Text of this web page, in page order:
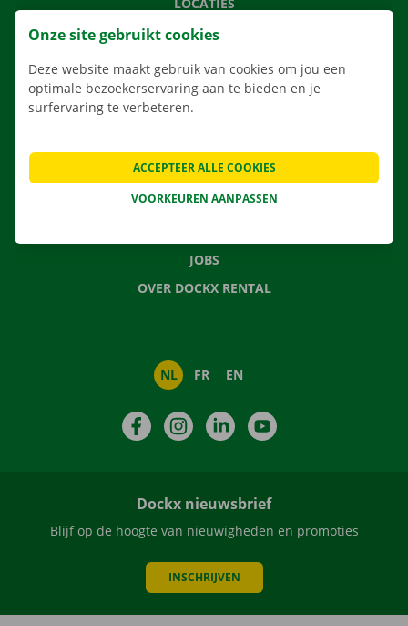
APP
VERHUISOPLOSSINGEN
VEELGESTELDE VRAGEN
NIEUWS
JOBS
OVER DOCKX RENTAL
NL FR EN
FacebookInstagramLinkedIn
Dockx nieuwsbrief
Blijf op de hoogte van nieuwigheden en promoties
INSCHRIJVEN
Onze site gebruikt cookies
Deze website maakt gebruik van cookies om jou een
optimale bezoekerservaring aan te bieden en je
surfervaring te verbeteren.
VOORKEUREN AANPASSEN
ACCEPTEER ALLE COOKIES